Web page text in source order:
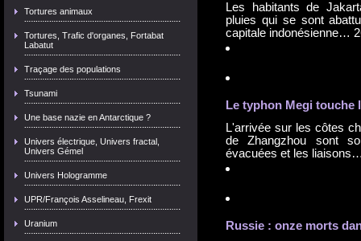
Tortures animaux
Tortures, Trafic d'organes, Fortabat
Labatut
Traçage des populations
Tsunami
Une base nazie en Antarctique ?
Univers électrique, Univers fractal,
Univers Gémel
Univers Hologramme
UPR/François Asselineau, Frexit
Uranium
Les habitants de
pluies qui se sont
capitale indonésienne…
Le typhon Megi touche
L'arrivée sur les côtes
de Zhangzhou sont
évacuées et les
Russie : onze morts